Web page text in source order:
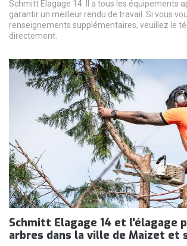
Schmitt Elagage 14. Il a tous les équipements
garantir un meilleur rendu de travail. Si vous
renseignements supplémentaires, veuillez le
directement.
Schmitt Elagage 14 et l'élagage
arbres dans la ville de Maizet et